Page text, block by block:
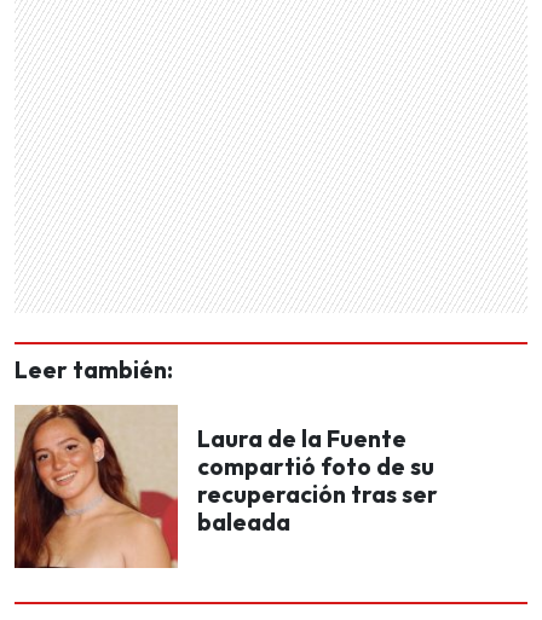
Leer también:
Laura de la Fuente
compartió foto de su
recuperación tras ser
baleada